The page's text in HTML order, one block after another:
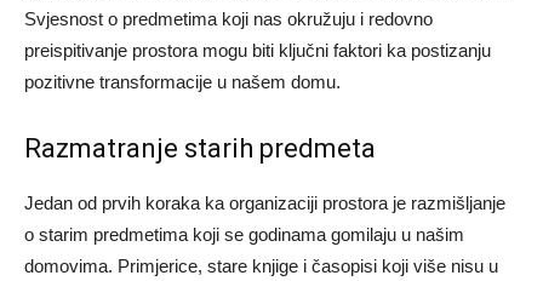
Svjesnost o predmetima koji nas okružuju i redovno
preispitivanje prostora mogu biti ključni faktori ka postizanju
pozitivne transformacije u našem domu.
Razmatranje starih predmeta
Jedan od prvih koraka ka organizaciji prostora je razmišljanje
o starim predmetima koji se godinama gomilaju u našim
domovima. Primjerice, stare knjige i časopisi koji više nisu u